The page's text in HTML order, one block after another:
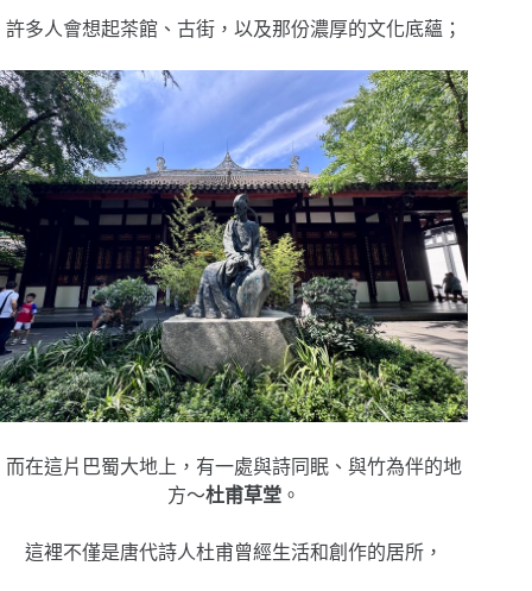
許多人會想起茶館、古街，以及那份濃厚的文化底蘊；
而在這片巴蜀大地上，有一處與詩同眠、與竹為伴的地
方～杜甫草堂 。
這裡不僅是唐代詩人杜甫曾經生活和創作的居所，